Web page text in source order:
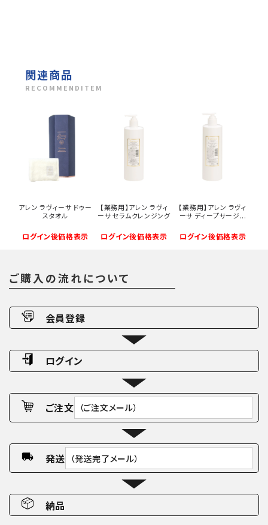
関連商品
RECOMMENDITEM
アレン ラヴィーサ ドゥー
スタオル
ログイン後価格表示
【業務用】アレン ラヴィ
ーサ セラムクレンジング
ログイン後価格表示
【業務用】アレン ラヴィ
ーサ ディープサージ...
ログイン後価格表示
ご購入の流れについて
会員登録
ログイン
ご注文 （ご注文メール）
発送 （発送完了メール）
納品